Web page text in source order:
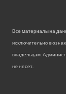
Все материалы на
исключительно в
владельцам.
не несет.